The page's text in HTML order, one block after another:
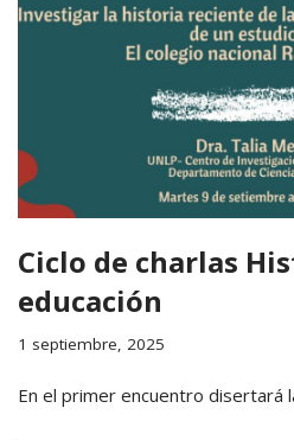
Ciclo de charlas
educación
1 septiembre, 2025
En el primer encuentro disertará